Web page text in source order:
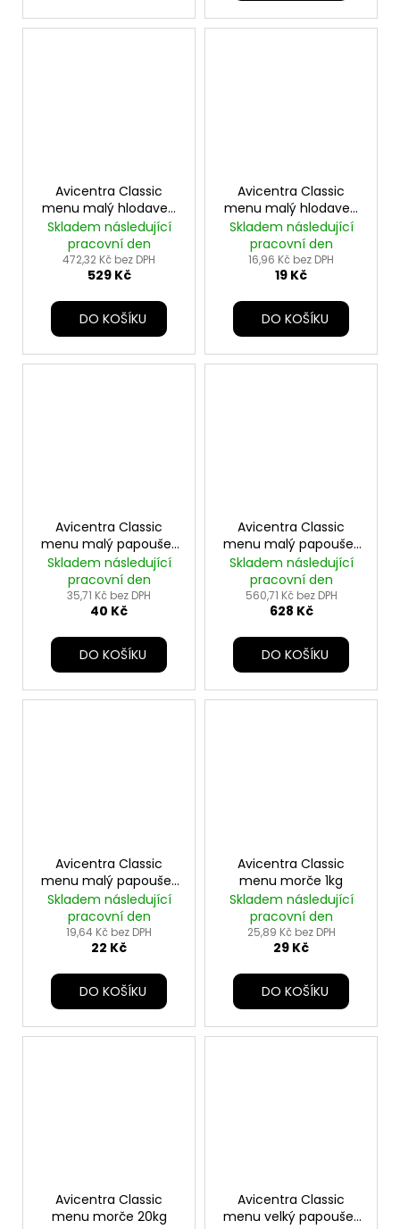
Avicentra Classic
menu malý hlodavec
20kg
Skladem následující
pracovní den
472,32 Kč bez DPH
529 Kč
DO KOŠÍKU
Avicentra Classic
menu malý hlodavec
500g
Skladem následující
pracovní den
16,96 Kč bez DPH
19 Kč
DO KOŠÍKU
Avicentra Classic
menu malý papoušek
1kg
Skladem následující
pracovní den
35,71 Kč bez DPH
40 Kč
DO KOŠÍKU
Avicentra Classic
menu malý papoušek
20kg
Skladem následující
pracovní den
560,71 Kč bez DPH
628 Kč
DO KOŠÍKU
Avicentra Classic
menu malý papoušek
500g
Skladem následující
pracovní den
19,64 Kč bez DPH
22 Kč
DO KOŠÍKU
Avicentra Classic
menu morče 1kg
Skladem následující
pracovní den
25,89 Kč bez DPH
29 Kč
DO KOŠÍKU
Avicentra Classic
menu morče 20kg
Avicentra Classic
menu velký papoušek